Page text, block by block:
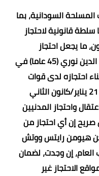
السودانية، بما
قانونية لاحتجاز
ما يجعل احتجاز
المدنيين غير قانوني. بعد وفاة بهاء الدين نوري (45 عاما) في
احتجازه لدى قوات
الدعم السريع، أصدر النائب العام في 21 يناير/كانون الثاني
واحتجاز المدنيين
صريح إن أي احتجاز من
هيومن رايتس ووتش
العام، إن وجدت، لضمان
الاحتجاز غير